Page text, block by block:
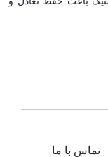
تماس با ما